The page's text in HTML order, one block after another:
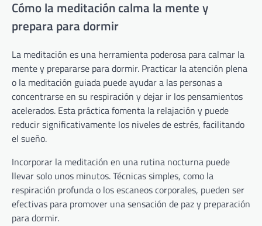
Cómo la meditación calma la mente y
prepara para dormir
La meditación es una herramienta poderosa para calmar la
mente y prepararse para dormir. Practicar la atención plena
o la meditación guiada puede ayudar a las personas a
concentrarse en su respiración y dejar ir los pensamientos
acelerados. Esta práctica fomenta la relajación y puede
reducir significativamente los niveles de estrés, facilitando
el sueño.
Incorporar la meditación en una rutina nocturna puede
llevar solo unos minutos. Técnicas simples, como la
respiración profunda o los escaneos corporales, pueden ser
efectivas para promover una sensación de paz y preparación
para dormir.